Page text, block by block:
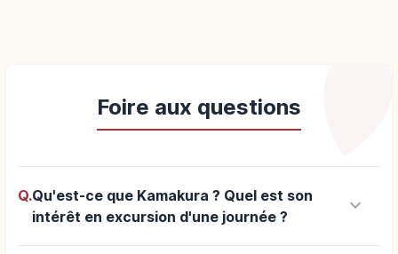
Foire aux questions
Q.Qu'est-ce que Kamakura ? Quel est son
intérêt en excursion d'une journée ?
keyboard_arrow_down